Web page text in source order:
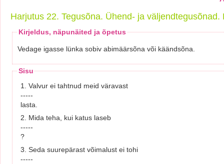
Harjutus 22. Tegusõna. Ühend- ja väljendtegusõnad.
Kirjeldus, näpunäited ja õpetus
Vedage igasse lünka sobiv abimäärsõna või käändsõna.
Sisu
1. Valvur ei tahtnud meid väravast
-----
lasta.
2. Mida teha, kui katus laseb
-----
?
3. Seda suurepärast võimalust ei tohi
-----